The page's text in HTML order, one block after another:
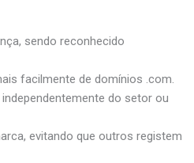
sendo reconhecido
facilmente de domínios .com.
do setor ou
evitando que outros registem